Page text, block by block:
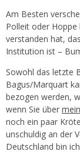
Am Besten
Polleit oder Hoppe
verstanden hat,
Institution ist –
Sowohl das letzte
Bagus/Marquart
bezogen werden,
wenn Sie über
noch ein paar
unschuldig an der
Deutschland bin